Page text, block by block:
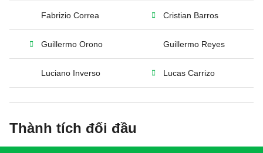
Fabrizio Correa Cristian Barros
Guillermo Orono Guillermo Reyes
Luciano Inverso Lucas Carrizo
Thành tích đối đầu